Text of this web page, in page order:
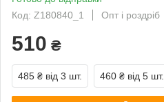
Код: Z180840_1
Опт і роздріб
510 ₴
485 ₴ від 3 шт. 460 ₴ від 5 шт.